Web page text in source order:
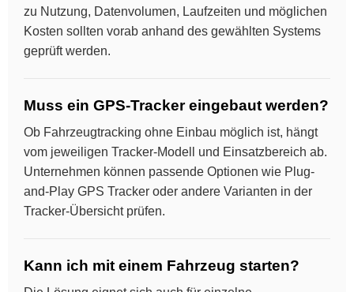
zu Nutzung, Datenvolumen, Laufzeiten und möglichen
Kosten sollten vorab anhand des gewählten Systems
geprüft werden.
Muss ein GPS-Tracker eingebaut werden?
Ob Fahrzeugtracking ohne Einbau möglich ist, hängt
vom jeweiligen Tracker-Modell und Einsatzbereich ab.
Unternehmen können passende Optionen wie Plug-
and-Play GPS Tracker oder andere Varianten in der
Tracker-Übersicht prüfen.
Kann ich mit einem Fahrzeug starten?